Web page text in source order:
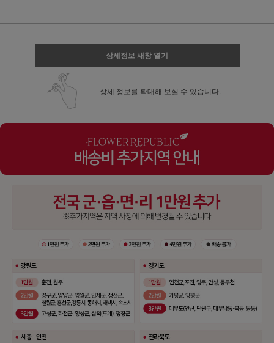
상세정보 새창 열기
상세 정보를 확대해 보실 수 있습니다.